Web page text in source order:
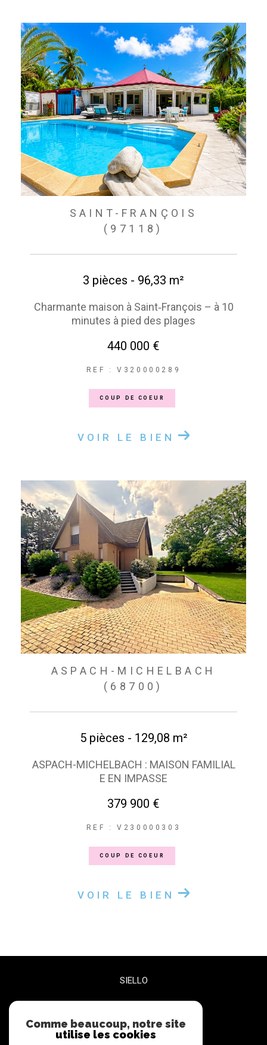
SAINT-FRANÇOIS
(97118)
3 pièces - 96,33 m²
Charmante maison à Saint‑François – à 10
minutes à pied des plages
440 000 €
REF : V320000289
COUP DE COEUR
VOIR LE BIEN
ASPACH-MICHELBACH
(68700)
5 pièces - 129,08 m²
ASPACH-MICHELBACH : MAISON FAMILIAL
E EN IMPASSE
379 900 €
REF : V230000303
COUP DE COEUR
VOIR LE BIEN
SIELLO
contact@siello.co
5 RUE PLEYEL BUREAU 3
Comme beaucoup, notre site
utilise les cookies